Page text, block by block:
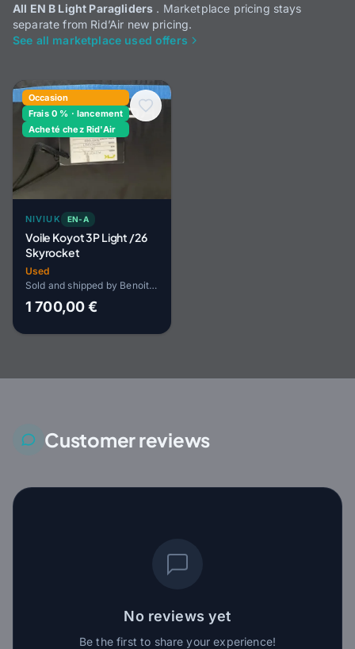
All EN B Light Paragliders . Marketplace pricing stays
separate from Rid’Air new pricing.
See all marketplace used offers
Occasion
Frais 0 % · lancement
Acheté chez Rid'Air
NIVIUK EN-A
Voile Koyot 3P Light /26
Skyrocket
Used
Sold and shipped by Benoit HOPP
1 700,00 €
Customer reviews
No reviews yet
Be the first to share your experience!